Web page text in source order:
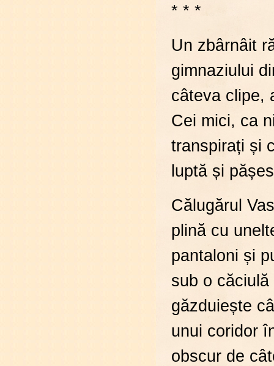
* * *
Un zbârnâit
gimnaziului
câteva clipe,
Cei mici, ca
transpirați și
luptă și
Călugărul
plină cu
pantaloni și
sub o
găzduiește
unui coridor
obscur de